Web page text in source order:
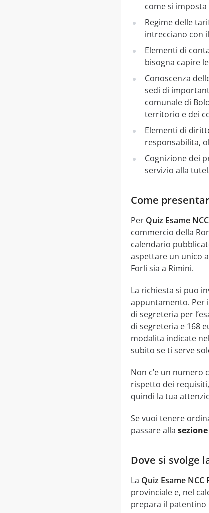
come si
Regime delle
intrecciano con
Elementi di
bisogna capire
Conoscenza
sedi di
comunale di
territorio e dei
Elementi di
responsabilita,
Cognizione dei
servizio alla
Come
Per Quiz Esame
commercio della
calendario
aspettare un unico
Forli sia a Rimini.
La richiesta si puo
appuntamento. Per
di segreteria per
di segreteria e 168
modalita indicate
subito se ti serve
Non c’e un numero
rispetto dei
quindi la tua
Se vuoi tenere
passare alla
Dove si svolge
La Quiz Esame NCC
provinciale e, nel
prepara il patentino